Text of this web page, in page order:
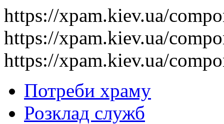
https://xpam.kiev.ua/
https://xpam.kiev.ua/
https://xpam.kiev.ua/
Потреби храму
Розклад служб